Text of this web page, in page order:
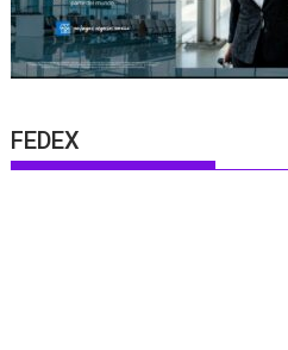
FEDEX